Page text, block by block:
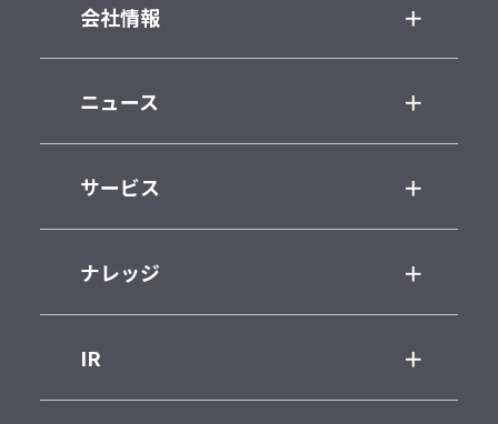
会社情報
ニュース
サービス
ナレッジ
IR